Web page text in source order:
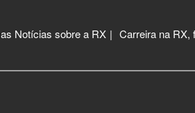
Notícias sobre a RX Carreira na RX,